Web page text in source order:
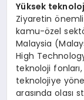
Yüksek
Ziyaretin
kamu-özel
Malaysia
High
teknoloji
teknolojiye
arasında olası